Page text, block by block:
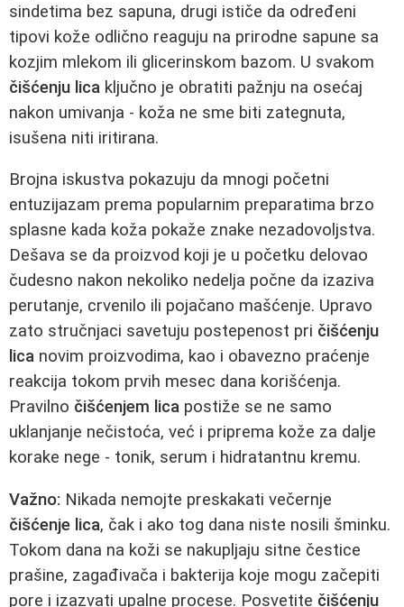
sindetima bez sapuna, drugi ističe da određeni
tipovi kože odlično reaguju na prirodne sapune sa
kozjim mlekom ili glicerinskom bazom. U svakom
čišćenju lica ključno je obratiti pažnju na osećaj
nakon umivanja - koža ne sme biti zategnuta,
isušena niti iritirana.
Brojna iskustva pokazuju da mnogi početni
entuzijazam prema popularnim preparatima brzo
splasne kada koža pokaže znake nezadovoljstva.
Dešava se da proizvod koji je u početku delovao
čudesno nakon nekoliko nedelja počne da izaziva
perutanje, crvenilo ili pojačano mašćenje. Upravo
zato stručnjaci savetuju postepenost pri čišćenju
lica novim proizvodima, kao i obavezno praćenje
reakcija tokom prvih mesec dana korišćenja.
Pravilno čišćenjem lica postiže se ne samo
uklanjanje nečistoća, već i priprema kože za dalje
korake nege - tonik, serum i hidratantnu kremu.
Važno: Nikada nemojte preskakati večernje
čišćenje lica, čak i ako tog dana niste nosili šminku.
Tokom dana na koži se nakupljaju sitne čestice
prašine, zagađivača i bakterija koje mogu začepiti
pore i izazvati upalne procese. Posvetite čišćenju